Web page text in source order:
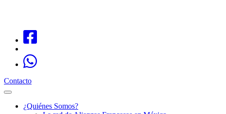
Contacto
¿Quiénes Somos?